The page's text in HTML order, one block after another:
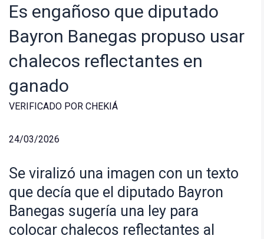
Es engañoso que diputado
Bayron Banegas propuso usar
chalecos reflectantes en
ganado
VERIFICADO POR CHEKIÁ
24/03/2026
Se viralizó una imagen con un texto
que decía que el diputado Bayron
Banegas sugería una ley para
colocar chalecos reflectantes al